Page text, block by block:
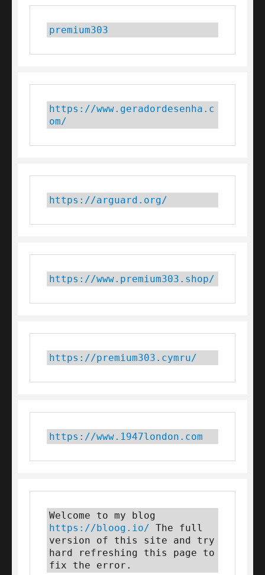
premium303
https://www.geradordesenha.c
om/
https://arguard.org/
https://www.premium303.shop/
https://premium303.cymru/
https://www.1947london.com
https://bloog.io/ The full
version of this site and try
hard refreshing this page to
fix the error.